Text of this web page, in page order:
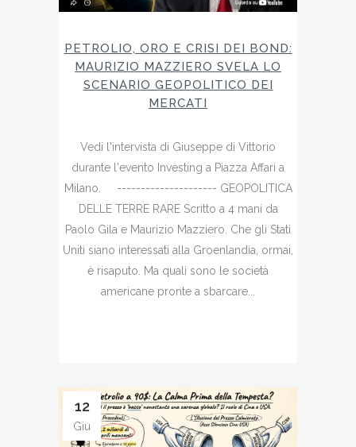
PETROLIO, ORO E CRISI DEI BOND:
MAURIZIO MAZZIERO SVELA LO
SCENARIO GEOPOLITICO DEI
MERCATI
Vedi l'intervista di Giuseppe di Vittorio
durante l'evento Investing a Piazza Affari a
Milano. --------------------- GEOPOLITICA
DELLE TERRE RARE Scritto a 4 mani da
Paolo Gila e Maurizio Mazziero. Che gli Stati
Uniti siano interessati alla Groenlandia, ormai,
è risaputo. Ma quali sono le società
americane pronte a sbarcare...
12
Giu